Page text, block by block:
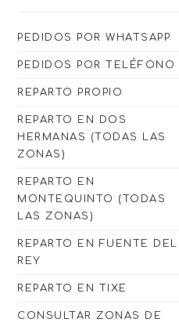
PEDIDOS POR WHATSAPP
PEDIDOS POR TELÉFONO
REPARTO PROPIO
REPARTO EN DOS
HERMANAS (TODAS LAS
ZONAS)
REPARTO EN
MONTEQUINTO (TODAS
LAS ZONAS)
REPARTO EN FUENTE DEL
REY
REPARTO EN TIXE
CONSULTAR ZONAS DE